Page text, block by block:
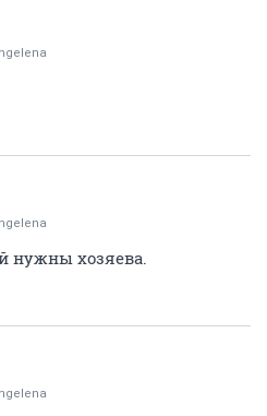
нужны хозяева.